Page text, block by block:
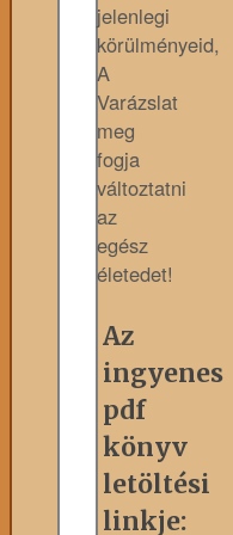
jelenlegi
körülményeid,
A
Varázslat
meg
fogja
változtatni
az
egész
életedet!
Az
ingyenes
pdf
könyv
letöltési
linkje: